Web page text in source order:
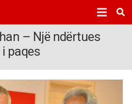
– Një ndërtues
paqes